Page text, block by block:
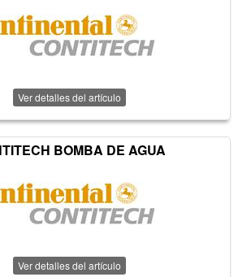
Ver detalles del artículo
BOMBA DE AGUA
Ver detalles del artículo